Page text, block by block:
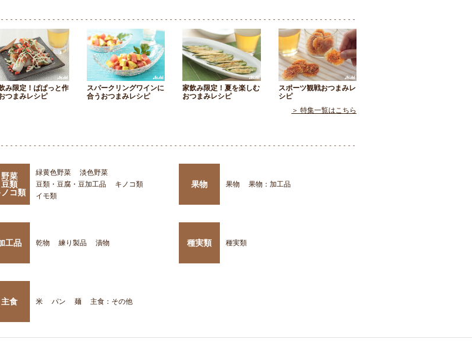
み限定！ぱぱっと作
つまみレシピ
スパークリングワインに
合うおつまみレシピ
家飲み限定！夏を楽しむ
おつまみレシピ
スポーツ観戦おつまみレ
シピ
＞ 特集一覧はこちら
野菜
豆類
ノコ類
緑黄色野菜
淡色野菜
豆類・豆腐・豆加工品
キノコ類
イモ類
果物 果物 果物：加工品
工品 乾物 練り製品 漬物 種実類 種実類
主食 米 パン 麺 主食：その他